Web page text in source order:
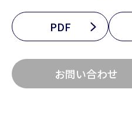
PDF
お問い合わせ